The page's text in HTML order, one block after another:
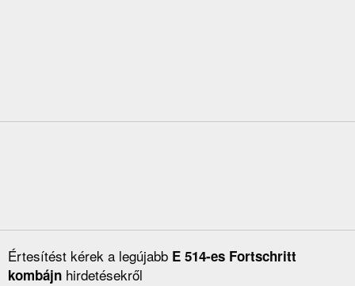
Értesítést kérek a legújabb E 514-es Fortschritt
kombájn hirdetésekről